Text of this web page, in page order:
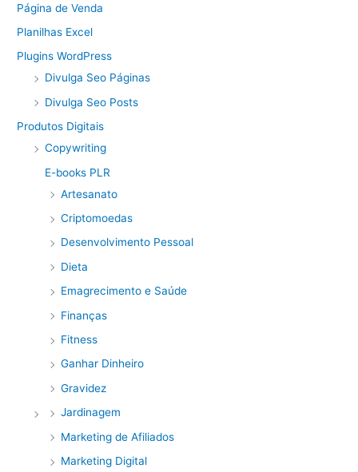
Página de Venda
Planilhas Excel
Plugins WordPress
Divulga Seo Páginas
Divulga Seo Posts
Produtos Digitais
Copywriting
E-books PLR
Artesanato
Criptomoedas
Desenvolvimento Pessoal
Dieta
Emagrecimento e Saúde
Finanças
Fitness
Ganhar Dinheiro
Gravidez
Jardinagem
Marketing de Afiliados
Marketing Digital